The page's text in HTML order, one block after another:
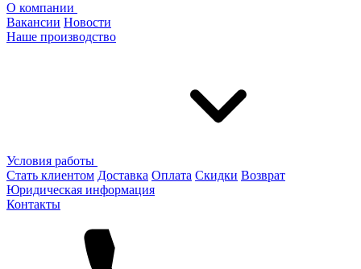
О компании
Вакансии Новости
Наше производство
Условия работы
Стать клиентом Доставка Оплата Скидки Возврат
Юридическая информация
Контакты